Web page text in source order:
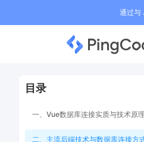
通过与
目录
一、Vue数据库连接实质与技术原理
二、主流后端技术与数据库连接方